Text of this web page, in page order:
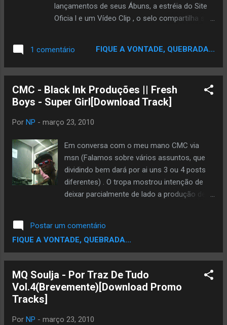
lançamentos de seus Ábuns, a estréia do Site
Oficia l e um Vídeo Clip , o selo compartilha sua
integrantes, a mixtape Conquista é uma prova
do talento e perserverança de um dos maiores
exclusividade e aguardem a versão Screwed &
Chopped (por Eazy Kaos)
1 comentário FIQUE A VONTADE, QUEBRADA...
CMC - Black Ink Produções || Fresh
Boys - Super Girl[Download Track]
Por NP - março 23, 2010
Em conversa com o meu mano CMC via
msn (Falamos sobre vários assuntos, que
dividindo bem dará por ai uns 3 ou 4 posts
diferentes) . O tropa mostrou intenção de
deixar parcialmente de lado a produção de
em trabalho de estúdio (Edição, Mistura,
Masterização). CMC confessou que a cada
esquina que faz, encontra um puto de 15
para nós, e então não teve receio de deixar
um pouco de lado os beats, visto que é mais
estúdio para gravar nesses beats... Disse-me
Postar um comentário
FIQUE A VONTADE, QUEBRADA...
MQ Soulja - Por Traz De Tudo
Vol.4(Brevemente)[Download Promo
Tracks]
Por NP - março 23, 2010